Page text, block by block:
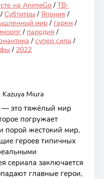
на AnimeGo / ТВ-
/ Субтитры / Япония /
мир / гарем /
/ пародия /
/ супер сила /
/ 2022
Miura
— это тяжёлый мир
погружает
порой жестокий мир,
героев типичных
сериала заключается
главные герои,